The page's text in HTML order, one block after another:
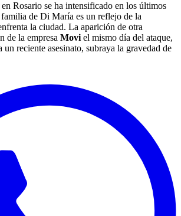
Rosario se ha intensificado en los últimos
familia de Di María es un reflejo de la
la ciudad. La aparición de otra
de la empresa Moviel mismo día del ataque,
un reciente asesinato, subraya la gravedad de